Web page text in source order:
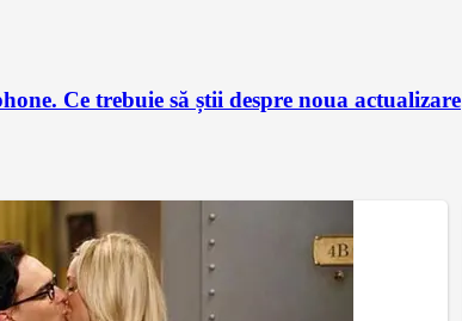
Ce trebuie să știi despre noua actualizare